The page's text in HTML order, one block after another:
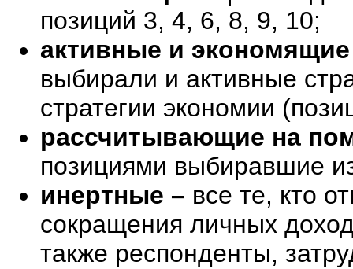
позиций 3, 4, 6, 8, 9, 10;
активные и
выбирали и активные
стратегии экономии
рассчитывающие на
позициями выбиравшие
инертные – все те, кто
сокращения личных
также респонденты,